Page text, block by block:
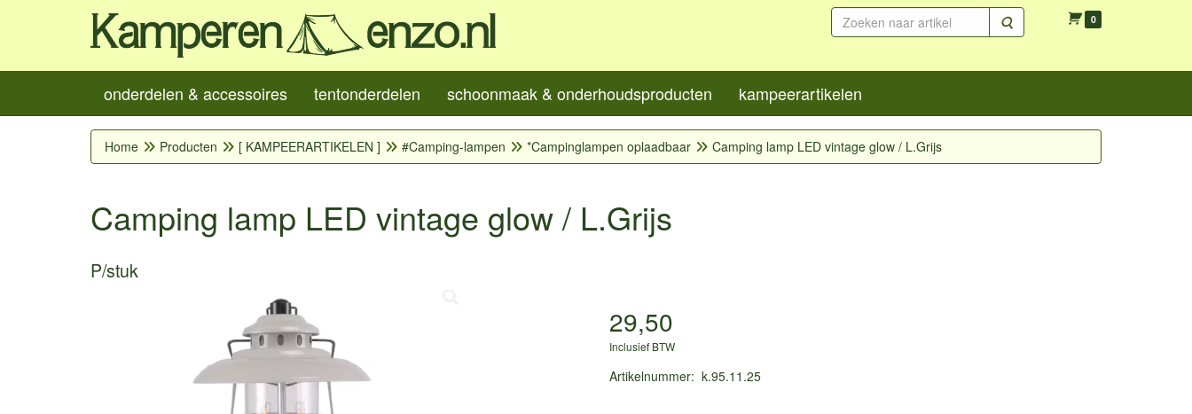
Zoeken 0
onderdelen & accessoires tentonderdelen schoonmaak & onderhoudsproducten kampeerartikelen
Home Producten [ KAMPEERARTIKELEN ] #Camping-lampen *Campinglampen oplaadbaar Camping lamp LED vintage glow / L.Grijs
Camping lamp LED vintage glow / L.Grijs
P/stuk
29,50
Inclusief BTW
Artikelnummer: k.95.11.25